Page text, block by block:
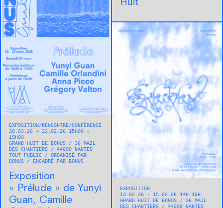
Huit
EXPOSITION
RENCONTRE/CONFÉRENCE
20.03.26 — 22.02.26 15H00 -
19H00
GRAND HUIT DE BONUS
36 MAIL
DES CHANTIERS
44000 NANTES
TOUT PUBLIC
ORGANISÉ PAR
BONUS
ENCADRÉ PAR BONUS
Exposition
« Prélude » de Yunyi
Guan, Camille
EXPOSITION
13.02.26 — 15.02.26 14H-19H
GRAND HUIT DE BONUS
36 MAIL
DES CHANTIERS
44200 NANTES